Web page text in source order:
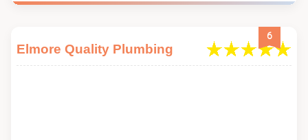
6
Elmore Quality Plumbing